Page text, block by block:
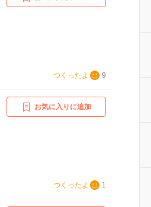
つくったよ 9
お気に入りに追加
つくったよ 1